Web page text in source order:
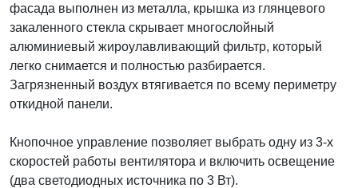
фасада выполнен из металла, крышка из глянцевого
закаленного стекла скрывает многослойный
алюминиевый жироулавливающий фильтр, который
легко снимается и полностью разбирается.
Загрязненный воздух втягивается по всему периметру
откидной панели.
Кнопочное управление позволяет выбрать одну из 3-х
скоростей работы вентилятора и включить освещение
(два светодиодных источника по 3 Вт).